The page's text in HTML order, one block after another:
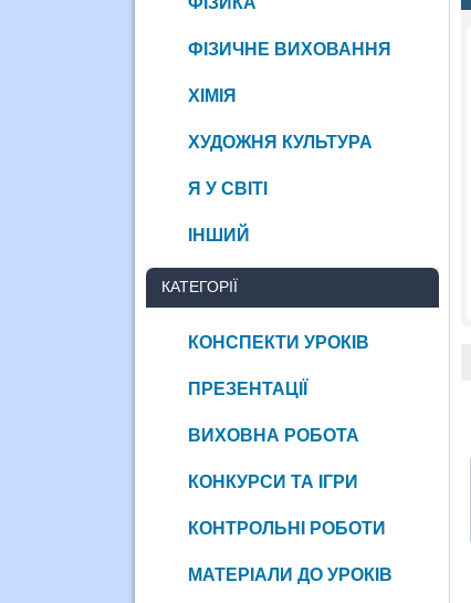
ФІЗИЧНЕ ВИХОВАННЯ
ХІМІЯ
ХУДОЖНЯ КУЛЬТУРА
Я У СВІТІ
ІНШИЙ
КАТЕГОРІЇ
КОНСПЕКТИ УРОКІВ
ПРЕЗЕНТАЦІЇ
ВИХОВНА РОБОТА
КОНКУРСИ ТА ІГРИ
КОНТРОЛЬНІ РОБОТИ
МАТЕРІАЛИ ДО УРОКІВ